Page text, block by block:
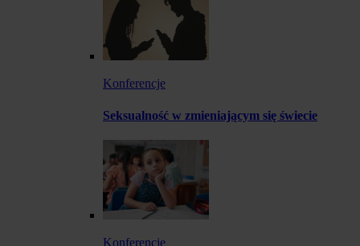
Konferencje
Seksualność w zmieniającym się świecie
Konferencje